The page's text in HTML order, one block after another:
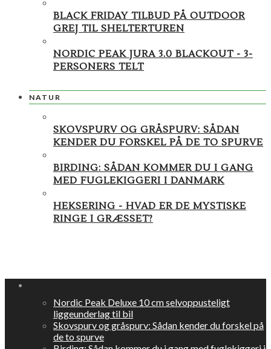
BLACK FRIDAY TILBUD PÅ OUTDOOR
GREJ TIL SHELTERTUREN
NORDIC PEAK JURA 3.0 BLACKOUT - 3-
PERSONERS TELT
NATUR
SKOVSPURV OG GRÅSPURV: SÅDAN
KENDER DU FORSKEL PÅ DE TO SPURVE
BIRDING: SÅDAN KOMMER DU I GANG
MED FUGLEKIGGERI I DANMARK
HEKSERING - HVAD ER DE MYSTISKE
RINGE I GRÆSSET?
Nordic Peak Deluxe 10 cm selvoppusteligt
liggeunderlag til bil
Skovspurv og gråspurv: Sådan kender du forskel på
de to spurve